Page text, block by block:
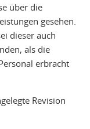
über die
gesehen.
dieser auch
als die
erbracht
Revision